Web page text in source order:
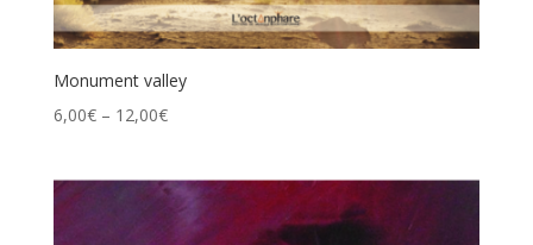
Monument valley
6,00€– 12,00€